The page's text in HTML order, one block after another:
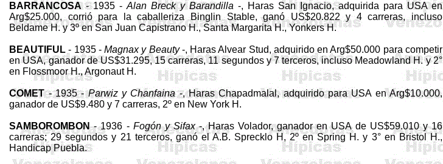
BARRANCOSA- 1935 -AlanBrecky Baran­dilla -, Haras San Ignacio, adquirida para USA en
Arg$25.000, corrió para la caballeri­zaBinglin Stable, ganó US$20.822 y 4 carreras, incluso
BeldameH. y 3º en San Juan Capistrano H., Santa Margari­ta H., Yonkers H.
BEAUTIFUL - 1935 -Magnaxy Beauty-, Ha­ras Alvear Stud, adquirido enArg$50.000 para competir
en USA, ganador de US$31.295, 15 carreras, 11 segundos y 7 terceros, in­clusoMeadowlandH. y 2°
en Flossmo­or H.,ArgonautH.
COMET- 1935 -Parwizy Chanfaina-, HarasChapadmalal, adquirido para USA enArg$10.000,
ganador de US$9.480 y 7 carreras, 2º en New York H.
SAMBOROMBON- 1936 - Fo­gón ySifax-, Haras Volador, ganador en USA de US$59.010 y 16
carreras; 29 segundos y 21 terceros, ganó elA.B. SpreckloH, 2º en Spring H. y 3° en Bristol H.,
Handicap Puebla.